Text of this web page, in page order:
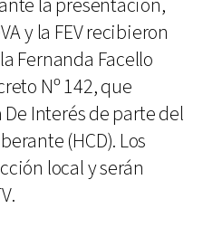
la presentación,
y la FEV recibieron
Fernanda Facello
Nº 142, que
Interés de parte del
(HCD). Los
local y serán